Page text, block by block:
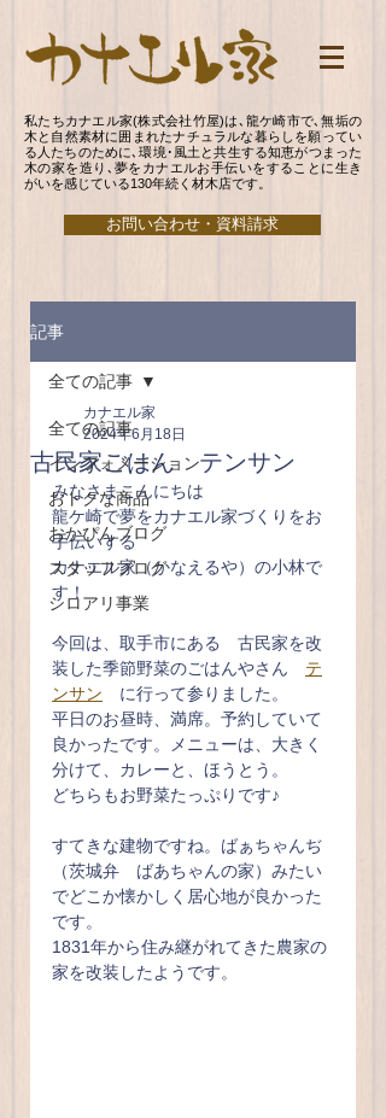
私たちカナエル家(株式会社竹屋)は､龍ケ崎市で､無垢の
木と自然素材に囲まれたナチュラルな暮らしを願ってい
る人たちのために､環境･風土と共生する知恵がつまった
木の家を造り､夢をカナエルお手伝いをすることに生き
がいを感じている130年続く材木店です。
お問い合わせ・資料請求
記事
全ての記事
インフォメーション
おトクな商品
おかぴんブログ
スタッフブログ
シロアリ事業
全ての記事
古民家ごはん テンサン
カナエル家
2024年6月18日
みなさまこんにちは
龍ケ崎で夢をカナエル家づくりをお
手伝いする
カナエル家（かなえるや）の小林で
す！
今回は、取手市にある　古民家を改
装した季節野菜のごはんやさん テ
ンサン に行って参りました。
平日のお昼時、満席。予約していて
良かったです。メニューは、大きく
分けて、カレーと、ほうとう。
どちらもお野菜たっぷりです♪
すてきな建物ですね。ばぁちゃんぢ
（茨城弁　ばあちゃんの家）みたい
でどこか懐かしく居心地が良かった
です。
1831年から住み継がれてきた農家の
家を改装したようです。